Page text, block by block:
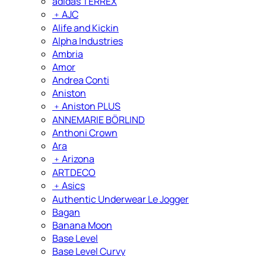
﹢ AJC
Alife and Kickin
Alpha Industries
Ambria
Amor
Andrea Conti
Aniston
﹢ Aniston PLUS
ANNEMARIE BÖRLIND
Anthoni Crown
Ara
﹢ Arizona
ARTDECO
﹢ Asics
Authentic Underwear Le Jogger
Bagan
Banana Moon
Base Level
Base Level Curvy